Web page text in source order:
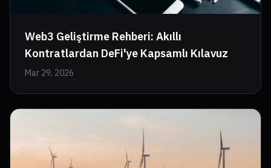
Web3 Geliştirme Rehberi: Akıllı
Kontratlardan DeFi'ye Kapsamlı Kılavuz
Mar 29, 2026